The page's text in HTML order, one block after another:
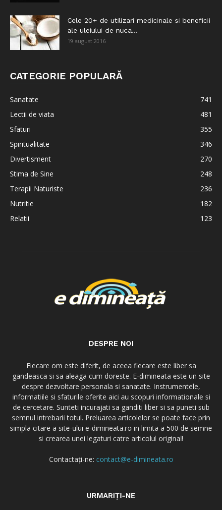
Cele 20+ de utilizari medicinale si beneficii
ale uleiului de nuca...
19 august 2016
CATEGORIE POPULARĂ
Sanatate
741
Lectii de viata
481
Sfaturi
355
Spiritualitate
346
Divertisment
270
Stima de Sine
248
Terapii Naturiste
236
Nutritie
182
Relatii
123
DESPRE NOI
Fiecare om este diferit, de aceea fiecare este liber sa
gandeasca si sa aleaga cum doreste. E-dimineata este un site
despre dezvoltare personala si sanatate. Instrumentele,
informatiile si sfaturile oferite aici au scopuri informationale si
de cercetare. Sunteti incurajati sa ganditi liber si sa puneti sub
semnul intrebarii totul. Preluarea articolelor se poate face prin
simpla citare a site-ului e-dimineata.ro in limita a 500 de semne
si crearea unei legaturi catre articolul original!
Contactați-ne: contact@e-dimineata.ro
URMARIȚI-NE